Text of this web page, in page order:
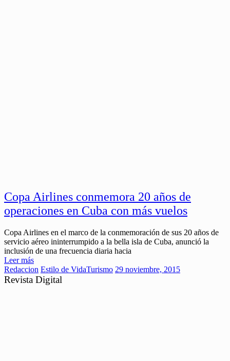
Copa Airlines conmemora 20 años de
operaciones en Cuba con más vuelos
Copa Airlines en el marco de la conmemoración de sus 20 años de
servicio aéreo ininterrumpido a la bella isla de Cuba, anunció la
inclusión de una frecuencia diaria hacia
Leer más
Redaccion Estilo de VidaTurismo 29 noviembre, 2015
Revista Digital